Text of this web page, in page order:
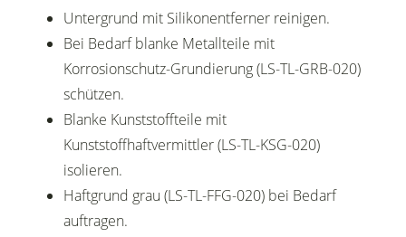
Untergrund mit Silikonentferner reinigen.
Bei Bedarf blanke Metallteile mit
Korrosionschutz-Grundierung (LS-TL-GRB-020)
schützen.
Blanke Kunststoffteile mit
Kunststoffhaftvermittler (LS-TL-KSG-020)
isolieren.
Haftgrund grau (LS-TL-FFG-020) bei Bedarf
auftragen.